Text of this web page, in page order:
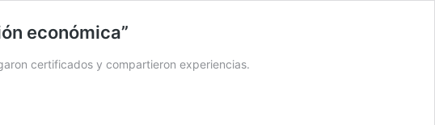
económica”
certificados y compartieron experiencias.